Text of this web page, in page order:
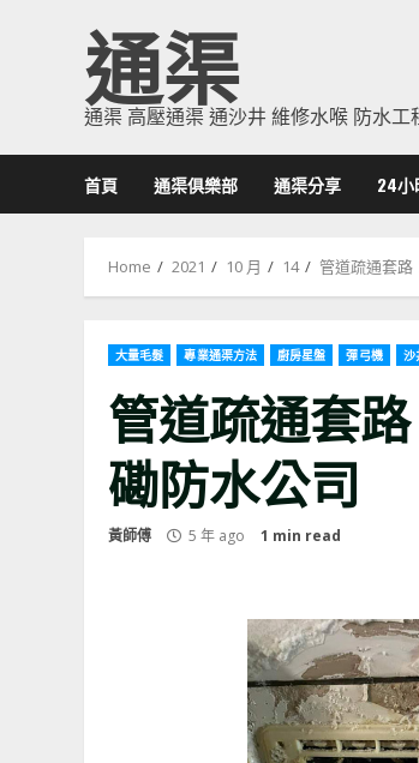
通渠
通渠 高壓通渠 通沙井 維修水喉 防水工
首頁 通渠俱樂部 通渠分享 24小
Home 2021 10 月 14 管道疏通套路
大量毛髮 專業通渠方法 廚房星盤 彈弓機 沙
管道疏通套
磡防水公司
黃師傅 5 年 ago 1 min read